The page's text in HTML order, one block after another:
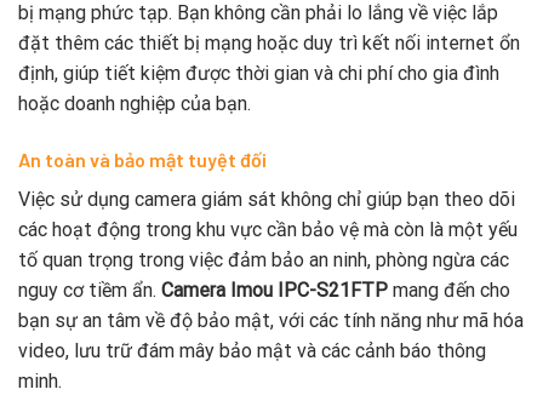
bị mạng phức tạp. Bạn không cần phải lo lắng về việc lắp
đặt thêm các thiết bị mạng hoặc duy trì kết nối internet ổn
định, giúp tiết kiệm được thời gian và chi phí cho gia đình
hoặc doanh nghiệp của bạn.
An toàn và bảo mật tuyệt đối
Việc sử dụng camera giám sát không chỉ giúp bạn theo dõi
các hoạt động trong khu vực cần bảo vệ mà còn là một yếu
tố quan trọng trong việc đảm bảo an ninh, phòng ngừa các
nguy cơ tiềm ẩn. Camera Imou IPC-S21FTP mang đến cho
bạn sự an tâm về độ bảo mật, với các tính năng như mã hóa
video, lưu trữ đám mây bảo mật và các cảnh báo thông
minh.